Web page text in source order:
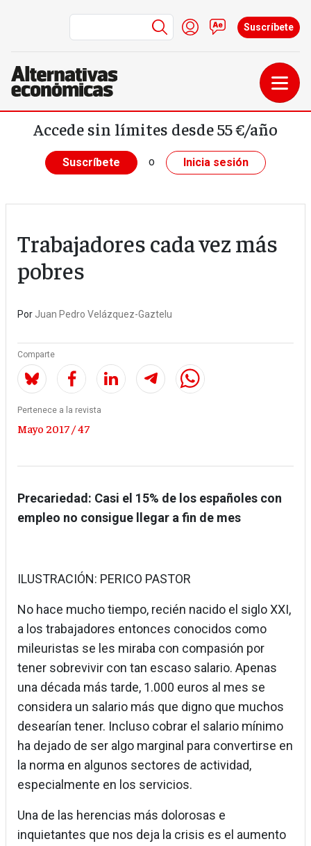
Pasar al contenido principal
Menú de cuenta de
Iniciar sesión
Contacto
Suscríbete
Accede sin límites desde 55 €/año
Suscríbete o Inicia sesión
Trabajadores cada vez más
pobres
Por Juan Pedro Velázquez-Gaztelu
Comparte
Pertenece a la revista
Mayo 2017 / 47
Precariedad: Casi el 15% de los españoles con
empleo no consigue llegar a fin de mes
ILUSTRACIÓN: PERICO PASTOR
No hace mucho tiempo, recién nacido el siglo XXI,
a los trabajadores entonces conocidos como
mileuristas se les miraba con compasión por
tener sobrevivir con tan escaso salario. Apenas
una década más tarde, 1.000 euros al mes se
considera un salario más que digno que muchos
desearían tener. Incluso cobrar el salario mínimo
ha dejado de ser algo marginal para convertirse en
la norma en algunos sectores de actividad,
especialmente en los servicios.
Una de las herencias más dolorosas e
inquietantes que nos deja la crisis es el aumento